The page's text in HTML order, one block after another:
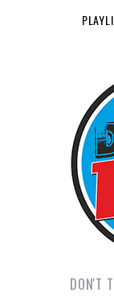
DON'T